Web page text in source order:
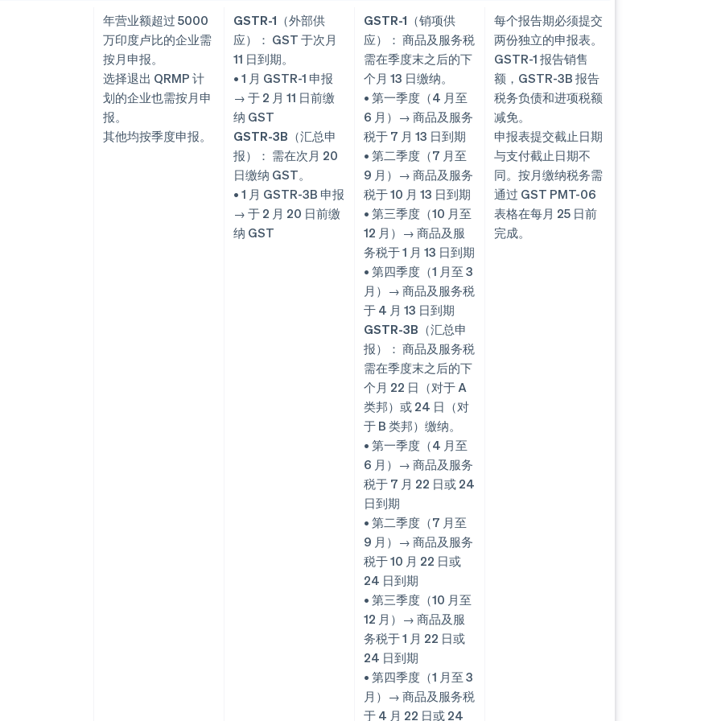
年营业额超过 5000
万印度卢比的企业需
按月申报。
选择退出 QRMP 计
划的企业也需按月申
报。
其他均按季度申报。
GSTR-1（外部供
应）： GST 于次月
11 日到期。
• 1 月 GSTR-1 申报
→ 于 2 月 11 日前缴
纳 GST
GSTR-3B（汇总申
报）： 需在次月 20
日缴纳 GST。
• 1 月 GSTR-3B 申报
→ 于 2 月 20 日前缴
纳 GST
GSTR-1（销项供
应）： 商品及服务税
需在季度末之后的下
个月 13 日缴纳。
• 第一季度（4 月至
6 月）→ 商品及服务
税于 7 月 13 日到期
• 第二季度（7 月至
9 月）→ 商品及服务
税于 10 月 13 日到期
• 第三季度（10 月至
12 月）→ 商品及服
务税于 1 月 13 日到期
• 第四季度（1 月至 3
月）→ 商品及服务税
于 4 月 13 日到期
GSTR-3B（汇总申
报）： 商品及服务税
需在季度末之后的下
个月 22 日（对于 A
类邦）或 24 日（对
于 B 类邦）缴纳。
• 第一季度（4 月至
6 月）→ 商品及服务
税于 7 月 22 日或 24
日到期
• 第二季度（7 月至
9 月）→ 商品及服务
税于 10 月 22 日或
24 日到期
• 第三季度（10 月至
12 月）→ 商品及服
务税于 1 月 22 日或
24 日到期
• 第四季度（1 月至 3
月）→ 商品及服务税
于 4 月 22 日或 24
每个报告期必须提交
两份独立的申报表。
GSTR-1 报告销售
额，GSTR-3B 报告
税务负债和进项税额
减免。
申报表提交截止日期
与支付截止日期不
同。按月缴纳税务需
通过 GST PMT-06
表格在每月 25 日前
完成。